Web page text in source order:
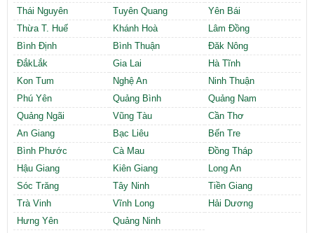
Thái Nguyên
Tuyên Quang
Yên Bái
Thừa T. Huế
Khánh Hoà
Lâm Đồng
Bình Định
Bình Thuận
Đăk Nông
ĐắkLắk
Gia Lai
Hà Tĩnh
Kon Tum
Nghệ An
Ninh Thuận
Phú Yên
Quảng Bình
Quảng Nam
Quảng Ngãi
Vũng Tàu
Cần Thơ
An Giang
Bạc Liêu
Bến Tre
Bình Phước
Cà Mau
Đồng Tháp
Hậu Giang
Kiên Giang
Long An
Sóc Trăng
Tây Ninh
Tiền Giang
Trà Vinh
Vĩnh Long
Hải Dương
Hưng Yên
Quảng Ninh